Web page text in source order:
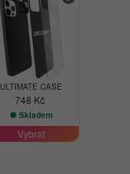
ULTIMATE CASE
748 Kč
Skladem
Vybrat